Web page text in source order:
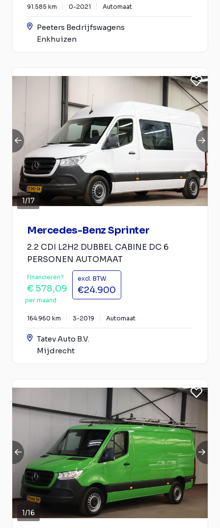
91.585 km 0-2021 Automaat
Peeters Bedrijfswagens
Enkhuizen
1/17
Mercedes-Benz Sprinter
2.2 CDI L2H2 DUBBEL CABINE DC 6
PERSONEN AUTOMAAT
Financieren?
€ 578,09
per maand
excl. BTW
€24.900
164.960 km 3-2019 Automaat
Tatev Auto B.V.
Mijdrecht
1/16